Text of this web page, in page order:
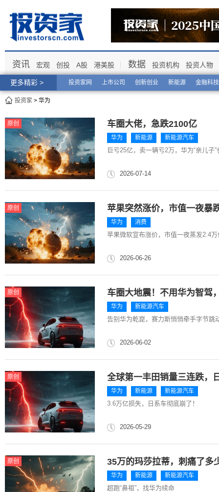
更多精彩 > 投资家网 上市公司 创新创业 新能源 金融科技
资讯 宏观 创投 A股 港美股 数据 投资机构 投资人物
投资家 > 华为
原创 车圈大佬，急跌2100亿
华为 新能源 新能源汽车
巨亏25亿，卖一辆亏2万，华为“亲儿子
2026-07-14
原创 苹果突然涨价，市值一夜暴
华为 消费
苹果微软宣布涨价，市值一夜蒸发2.4万
2026-06-26
原创 车圈大地震！不用华为智驾
华为 新能源汽车
告别华为乾崑，赛力斯悄悄牵手字节跳
2026-06-02
原创 全球第一丰田销量三连跌，
华为 新能源 新能源汽车
3.6万亿损失，日系车彻底崩了！
2026-05-29
原创 35万的玛莎拉蒂，刺痛了多
华为 新能源 新能源汽车
超跑“鼻祖”，找华为续命